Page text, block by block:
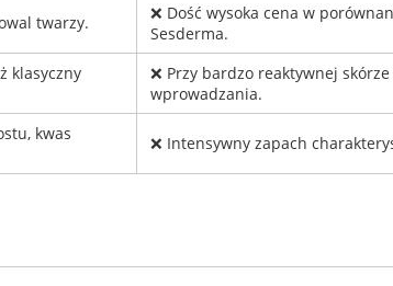
twarzy.
❌ Dość wysoka cena w
Sesderma.
klasyczny
❌ Przy bardzo reaktywnej
wprowadzania.
kwas
❌ Intensywny zapach